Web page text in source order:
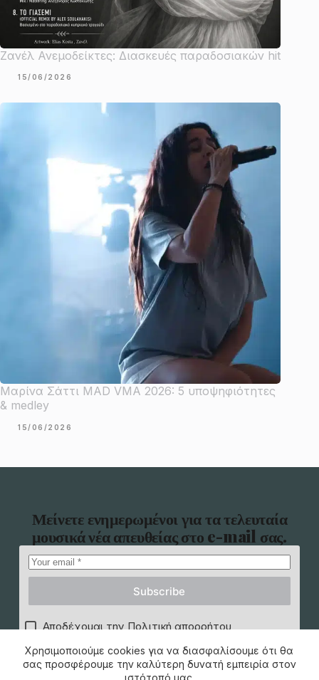
Χρησιμοποιούμε cookies για να διασφαλίσουμε ότι θα
σας προσφέρουμε την καλύτερη δυνατή εμπειρία στον
ιστότοπό μας.
Ζανέλ Ανεμοδείκτες: Διασκευές παραδοσιακών hit
15/06/2026
Μαρίνα Σάττι MAD VMA 2026: 5 υποψηφιότητες
& medley
15/06/2026
Μείνετε ενημερωμένοι για τα τελευταία
μουσικά νέα απευθείας στο e-mail σας.
Subscribe
Αποδέχομαι την Πολιτική απορρήτου